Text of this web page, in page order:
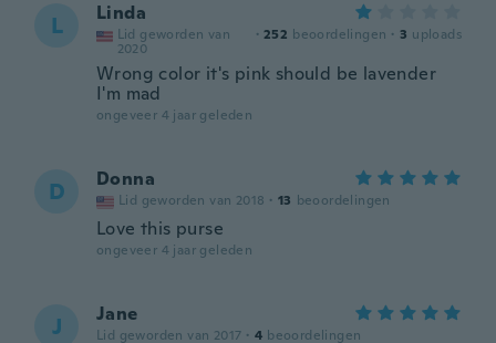
L Linda
Lid geworden van
2020
· 252 beoordelingen · 3 uploads
Wrong color it's pink should be lavender
I'm mad
ongeveer 4 jaar geleden
D Donna
Lid geworden van 2018 · 13 beoordelingen
Love this purse
ongeveer 4 jaar geleden
J Jane
Lid geworden van 2017 · 4 beoordelingen